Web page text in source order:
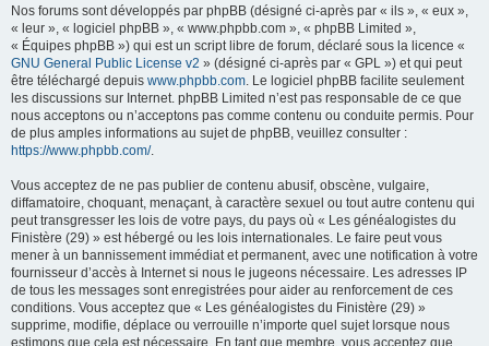
Nos forums sont développés par phpBB (désigné ci-après par « ils », « eux »,
« leur », « logiciel phpBB », « www.phpbb.com », « phpBB Limited »,
« Équipes phpBB ») qui est un script libre de forum, déclaré sous la licence «
GNU General Public License v2 » (désigné ci-après par « GPL ») et qui peut
être téléchargé depuis www.phpbb.com. Le logiciel phpBB facilite seulement
les discussions sur Internet. phpBB Limited n’est pas responsable de ce que
nous acceptons ou n’acceptons pas comme contenu ou conduite permis. Pour
de plus amples informations au sujet de phpBB, veuillez consulter :
https://www.phpbb.com/.
Vous acceptez de ne pas publier de contenu abusif, obscène, vulgaire,
diffamatoire, choquant, menaçant, à caractère sexuel ou tout autre contenu qui
peut transgresser les lois de votre pays, du pays où « Les généalogistes du
Finistère (29) » est hébergé ou les lois internationales. Le faire peut vous
mener à un bannissement immédiat et permanent, avec une notification à votre
fournisseur d’accès à Internet si nous le jugeons nécessaire. Les adresses IP
de tous les messages sont enregistrées pour aider au renforcement de ces
conditions. Vous acceptez que « Les généalogistes du Finistère (29) »
supprime, modifie, déplace ou verrouille n’importe quel sujet lorsque nous
estimons que cela est nécessaire. En tant que membre, vous acceptez que